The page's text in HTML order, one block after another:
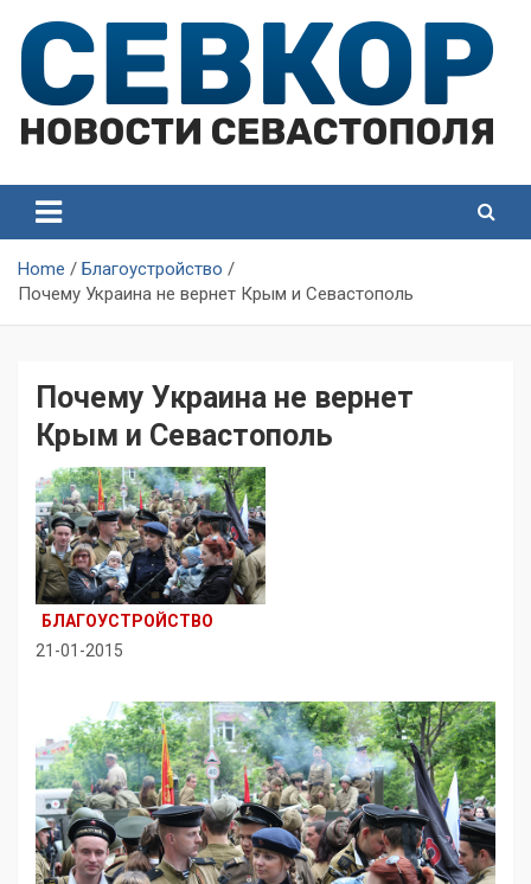
content
Севастополя
Севастополя
Home
Благоустройство
Почему Украина не вернет Крым и Севастополь
Почему Украина не вернет
Крым и Севастополь
БЛАГОУСТРОЙСТВО
21-01-2015